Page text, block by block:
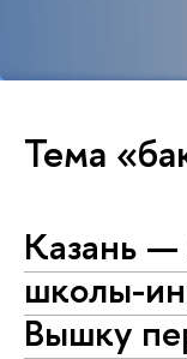
Тема
Казань
школы-
Вышку